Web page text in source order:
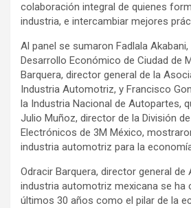
colaboración integral de quienes
industria, e intercambiar mejores
Al panel se sumaron Fadlala
Desarrollo Económico de Ciudad de
Barquera, director general de la
Industria Automotriz, y Francisco
la Industria Nacional de Autopartes,
Julio Muñoz, director de la División
Electrónicos de 3M México,
industria automotriz para la
Odracir Barquera, director general de
industria automotriz mexicana se ha
últimos 30 años como el pilar de la